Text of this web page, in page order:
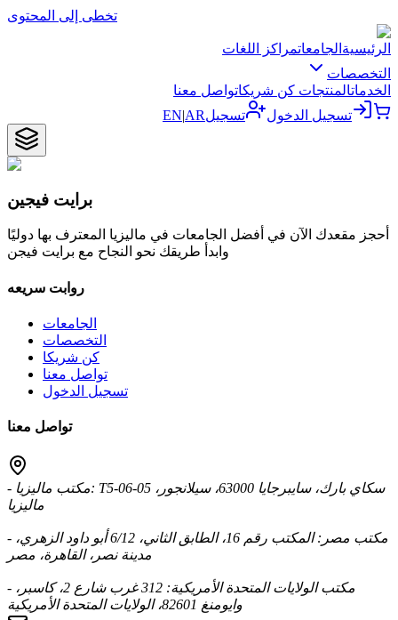
تخطى إلى المحتوى
الرئيسية الجامعاتمراكز اللغات
التخصصات
الخدماتالمنتجات كن شريكاتواصل معنا
تسجيل الدخول
تسجيل EN|AR
برايت فيجين
أحجز مقعدك الآن في أفضل الجامعات في ماليزيا المعترف بها دوليًا
وابدأ طريقك نحو النجاح مع برايت فيجن
روابت سريعه
الجامعات
التخصصات
كن شريكا
تواصل معنا
تسجيل الدخول
تواصل معنا
- مكتب ماليزيا: T5-06-05 سكاي بارك، سايبرجايا 63000، سيلانجور،
ماليزيا
- مكتب مصر: المكتب رقم 16، الطابق الثاني، 6/12 أبو داود الزهري،
مدينة نصر، القاهرة، مصر
- مكتب الولايات المتحدة الأمريكية: 312 غرب شارع 2، كاسبر،
وايومنغ 82601، الولايات المتحدة الأمريكية